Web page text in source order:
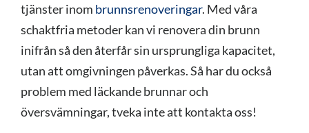
tjänster inom brunnsrenoveringar. Med våra
schaktfria metoder kan vi renovera din brunn
inifrån så den återfår sin ursprungliga kapacitet,
utan att omgivningen påverkas. Så har du också
problem med läckande brunnar och
översvämningar, tveka inte att kontakta oss!